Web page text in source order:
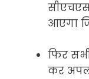
आएगा
फिर
कर